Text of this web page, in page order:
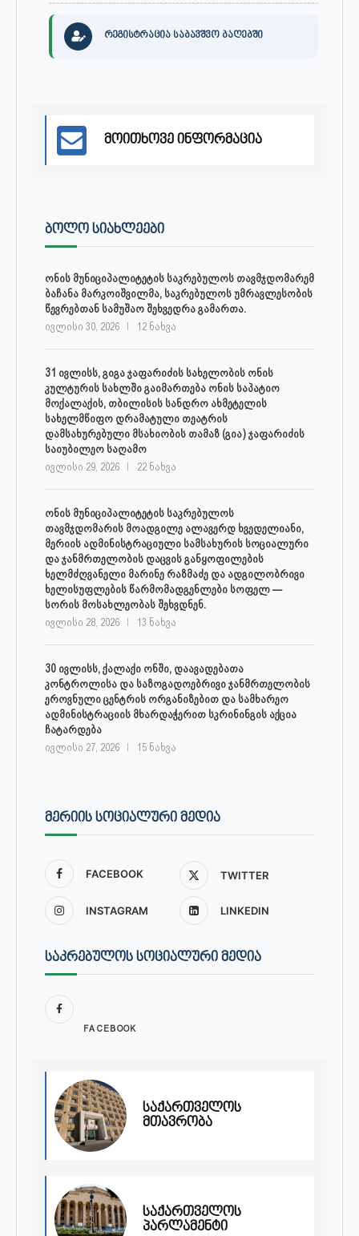
რეგისტრაცია საბავშვო ბაღებში
მოითხოვე ინფორმაცია
ᲑᲝᲚᲝ ᲡᲘᲐᲮᲚᲔᲔᲑᲘ
ონის მუნიციპალიტეტის საკრებულოს თავმჯდომარემ
ბაჩანა მარკოიშვილმა, საკრებულოს უმრავლესობის
წევრებთან სამუშაო შეხვედრა გამართა.
ივლისი 30, 2026 12 ნახვა
31 ივლისს, გიგა ჯაფარიძის სახელობის ონის
კულტურის სახლში გაიმართება ონის საპატიო
მოქალაქის, თბილისის სანდრო ახმეტელის
სახელმწიფო დრამატული თეატრის
დამსახურებული მსახიობის თამაზ (გია) ჯაფარიძის
საიუბილეო საღამო
ივლისი 29, 2026 22 ნახვა
ონის მუნიციპალიტეტის საკრებულოს
თავმჯდომარის მოადგილე ალავერდ ხვედელიანი,
მერიის ადმინისტრაციული სამსახურის სოციალური
და ჯანმრთელობის დაცვის განყოფილების
ხელმძღვანელი მარინე რაზმაძე და ადგილობრივი
ხელისუფლების წარმომადგენლები სოფელ —
სორის მოსახლეობას შეხვდნენ.
ივლისი 28, 2026 13 ნახვა
30 ივლისს, ქალაქი ონში, დაავადებათა
კონტროლისა და საზოგადოებრივი ჯანმრთელობის
ეროვნული ცენტრის ორგანიზებით და სამხარეო
ადმინისტრაციის მხარდაჭერით სკრინინგის აქცია
ჩატარდება
ივლისი 27, 2026 15 ნახვა
ᲛᲔᲠᲘᲘᲡ ᲡᲝᲪᲘᲐᲚᲣᲠᲘ ᲛᲔᲓᲘᲐ
FACEBOOK TWITTER
INSTAGRAM LINKEDIN
ᲡᲐᲙᲠᲔᲑᲣᲚᲝᲡ ᲡᲝᲪᲘᲐᲚᲣᲠᲘ ᲛᲔᲓᲘᲐ
FACEBOOK
საქართველოს
მთავრობა
საქართველოს
პარლამენტი